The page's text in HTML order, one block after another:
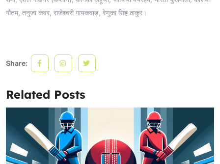
गौतम, तनुजा कंवर, राजेश्वरी गायकवाड़, रेणुका सिंह ठाकुर।
Share:
Related Posts